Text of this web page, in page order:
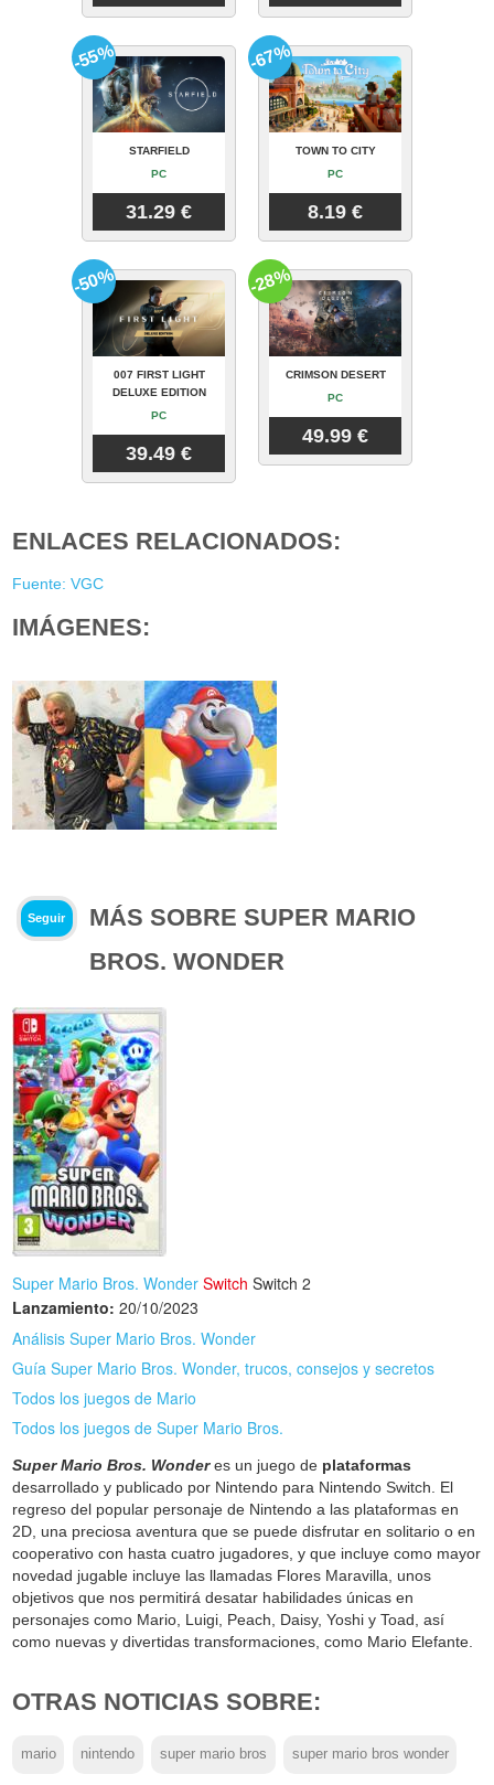
STARFIELD
PC
31.29 €
-55%
TOWN TO CITY
PC
8.19 €
-67%
007 FIRST LIGHT
DELUXE EDITION
PC
39.49 €
-50%
CRIMSON DESERT
PC
49.99 €
-28%
ENLACES RELACIONADOS:
Fuente: VGC
IMÁGENES:
Seguir
MÁS SOBRE SUPER MARIO
BROS. WONDER
Super Mario Bros. Wonder Switch Switch 2
Lanzamiento: 20/10/2023
Análisis Super Mario Bros. Wonder
Guía Super Mario Bros. Wonder, trucos, consejos y secretos
Todos los juegos de Mario
Todos los juegos de Super Mario Bros.
Super Mario Bros. Wonderes un juego de plataformas
desarrollado y publicado por Nintendo para Nintendo Switch. El
regreso del popular personaje de Nintendo a las plataformas en
2D, una preciosa aventura que se puede disfrutar en solitario o en
cooperativo con hasta cuatro jugadores, y que incluye como mayor
novedad jugable incluye las llamadas Flores Maravilla, unos
objetivos que nos permitirá desatar habilidades únicas en
personajes como Mario, Luigi, Peach, Daisy, Yoshi y Toad, así
como nuevas y divertidas transformaciones, como Mario Elefante.
OTRAS NOTICIAS SOBRE:
mario nintendo super mario bros super mario bros wonder